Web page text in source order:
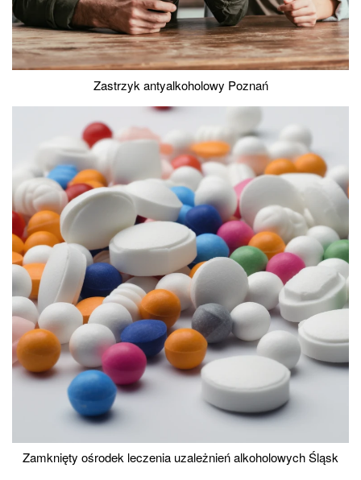
Zastrzyk antyalkoholowy Poznań
Zamknięty ośrodek leczenia uzależnień alkoholowych Śląsk